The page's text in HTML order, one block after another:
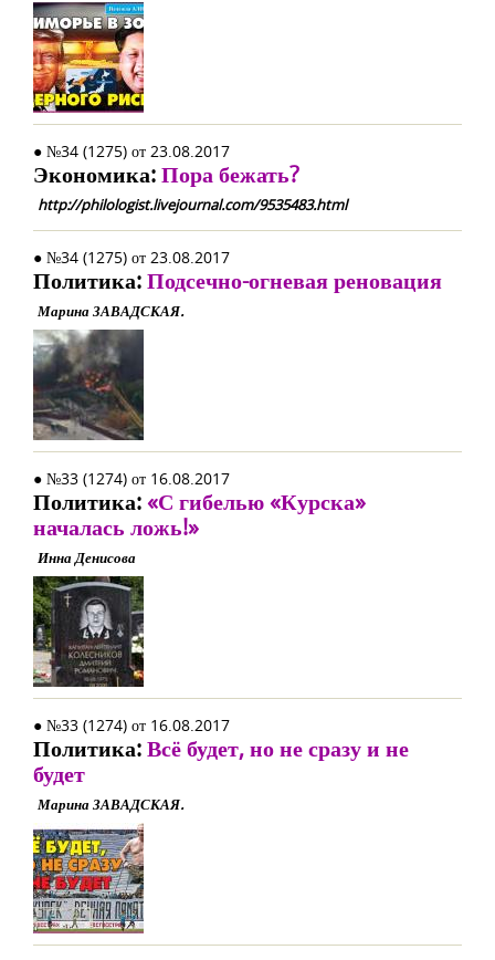
● №34 (1275) от 23.08.2017
Экономика:Пора бежать?
http://philologist.livejournal.com/9535483.html
● №34 (1275) от 23.08.2017
Политика:Подсечно-огневая реновация
Марина ЗАВАДСКАЯ.
● №33 (1274) от 16.08.2017
Политика:«С гибелью «Курска»
началась ложь!»
Инна Денисова
● №33 (1274) от 16.08.2017
Политика:Всё будет, но не сразу и не
будет
Марина ЗАВАДСКАЯ.